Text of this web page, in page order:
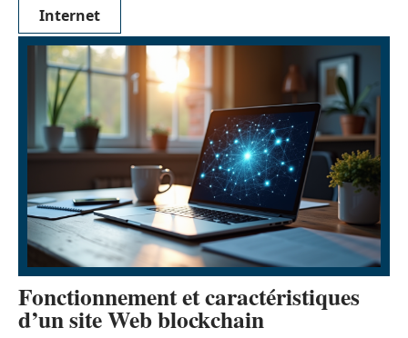
Internet
Fonctionnement et caractéristiques
d’un site Web blockchain